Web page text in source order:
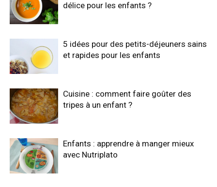
délice pour les enfants ?
5 idées pour des petits-déjeuners sains
et rapides pour les enfants
Cuisine : comment faire goûter des
tripes à un enfant ?
Enfants : apprendre à manger mieux
avec Nutriplato